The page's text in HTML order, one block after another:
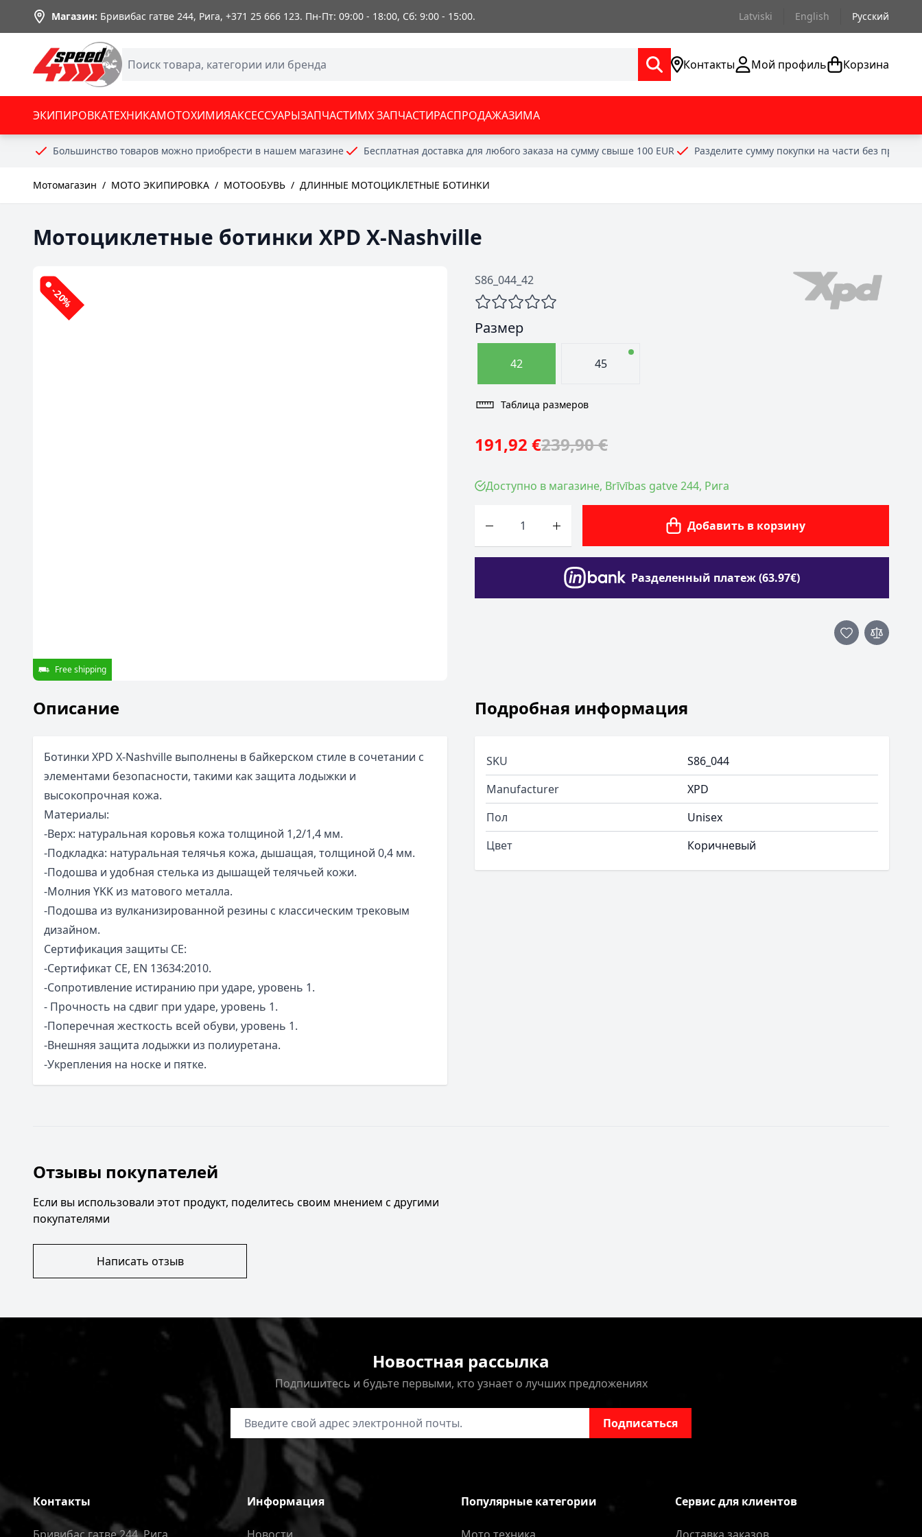
Skip to Content
Магазин: Бривибас гатве 244, Рига, +371 25 666 123. Пн-Пт: 09:00 - 18:00, Сб: 9:00 - 15:00. Latviski English Русский
Контакты Мой профиль Корзина
ЭКИПИРОВКАТЕХНИКАМОТОХИМИЯАКСЕССУАРЫЗАПЧАСТИMX ЗАПЧАСТИРАСПРОДАЖАЗИМА
Большинство товаров можно приобрести в нашем магазине Бесплатная доставка для любого заказа на сумму свыше 100 EUR Разделите сумму покупки на части без
Мотомагазин / МОТО ЭКИПИРОВКА / МОТООБУВЬ / ДЛИННЫЕ МОТОЦИКЛЕТНЫЕ БОТИНКИ
Мотоциклетные ботинки XPD X-Nashville
S86_044_42
-20%
Free shipping
Размер
42 45
Таблица размеров
191,92 €239,90 €
Доступно в магазине, Brīvības gatve 244, Рига
Добавить в корзину
Разделенный платеж (63.97€)
Описание
Ботинки XPD X-Nashville выполнены в байкерском стиле в сочетании с
элементами безопасности, такими как защита лодыжки и
высокопрочная кожа.
Материалы:
-Верх: натуральная коровья кожа толщиной 1,2/1,4 мм.
-Подкладка: натуральная телячья кожа, дышащая, толщиной 0,4 мм.
-Подошва и удобная стелька из дышащей телячьей кожи.
-Молния YKK из матового металла.
-Подошва из вулканизированной резины с классическим трековым
дизайном.
Сертификация защиты CE:
-Сертификат CE, EN 13634:2010.
-Сопротивление истиранию при ударe, уровень 1.
- Прочность на сдвиг при ударе, уровень 1.
-Поперечная жесткость всей обуви, уровень 1.
-Внешняя защита лодыжки из полиуретана.
-Укрепления на носке и пятке.
Подробная информация
SKU
S86_044
Manufacturer
XPD
Пол
Unisex
Цвет
Коричневый
Отзывы покупателей
Если вы использовали этот продукт, поделитесь своим мнением с другими
покупателями
Написать отзыв
Новостная рассылка
Подпишитесь и будьте первыми, кто узнает о лучших предложениях
Адрес электронной почты Подписаться
Контакты Информация Популярные категории Сервис для клиентов